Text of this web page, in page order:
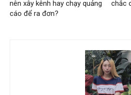
nên xây kênh hay chạy quảng
cáo để ra đơn?
chắc